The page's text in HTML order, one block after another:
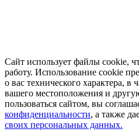
Сайт использует файлы cookie,
работу. Использование cookie
о вас технического характера, в
вашего местоположения и
пользоваться сайтом, вы
конфиденциальности, а также
своих персональных данных.